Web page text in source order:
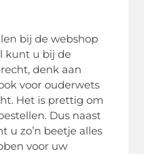
bij de webshop
kunt u bij de
denk aan
voor ouderwets
Het is prettig om
Dus naast
u zo’n beetje alles
voor uw